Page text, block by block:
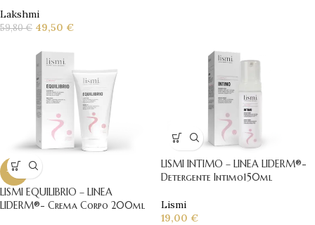
Lakshmi
59,80€ 49,50 €
-9%
LISMI EQUILIBRIO – LINEA
LIDERM®- Crema Corpo 200ml
LISMI INTIMO – LINEA LIDERM®-
Detergente Intimo150ml
Lismi
19,00 €